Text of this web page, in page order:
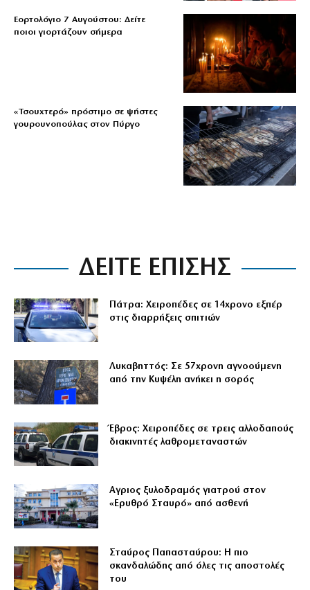
Εορτολόγιο 7 Αυγούστου: Δείτε
ποιοι γιορτάζουν σήμερα
«Τσουχτερό» πρόστιμο σε ψήστες
γουρουνοπούλας στον Πύργο
ΔΕΙΤΕ ΕΠΙΣΗΣ
Πάτρα: Χειροπέδες σε 14χρονο εξπέρ
στις διαρρήξεις σπιτιών
Λυκαβηττός: Σε 57χρονη αγνοούμενη
από την Κυψέλη ανήκει η σορός
Έβρος: Χειροπέδες σε τρεις αλλοδαπούς
διακινητές λαθρομεταναστών
Αγριος ξυλοδραμός γιατρού στον
«Ερυθρό Σταυρό» από ασθενή
Σταύρος Παπασταύρου: Η πιο
σκανδαλώδης από όλες τις αποστολές
του